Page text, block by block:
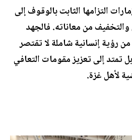
التزامها الثابت بالوقوف إلى
من معاناته. فالجهد
رؤية إنسانية شاملة لا تقتصر
تمتد إلى تعزيز مقومات التعافي
لأهل غزة.